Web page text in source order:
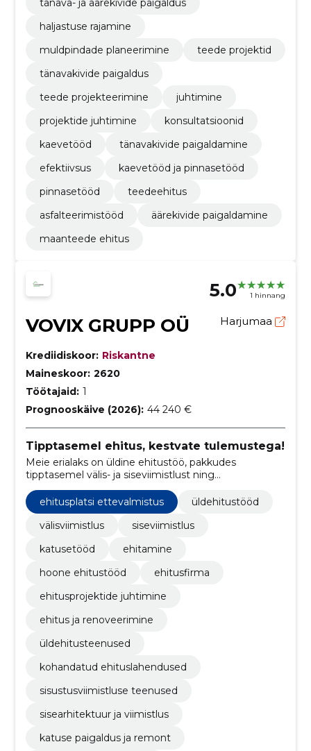
haljastuse rajamine
muldpindade planeerimine
teede projektid
tänavakivide paigaldus
teede projekteerimine
juhtimine
projektide juhtimine
konsultatsioonid
kaevetööd
tänavakivide paigaldamine
efektiivsus
kaevetööd ja pinnasetööd
pinnasetööd
teedeehitus
asfalteerimistööd
äärekivide paigaldamine
maanteede ehitus
5.0 1 hinnang
VOVIX GRUPP OÜ Harjumaa
Krediidiskoor: Riskantne
Maineskoor: 2620
Töötajaid: 1
Prognooskäive (2026): 44 240 €
Tipptasemel ehitus, kestvate tulemustega!
Meie erialaks on üldine ehitustöö, pakkudes
tipptasemel välis- ja siseviimistlust ning
katusepaigaldusteenuseid.
ehitusplatsi ettevalmistus
üldehitustööd
välisviimistlus
siseviimistlus
katusetööd
ehitamine
hoone ehitustööd
ehitusfirma
ehitusprojektide juhtimine
ehitus ja renoveerimine
üldehitusteenused
kohandatud ehituslahendused
sisustusviimistluse teenused
sisearhitektuur ja viimistlus
katuse paigaldus ja remont